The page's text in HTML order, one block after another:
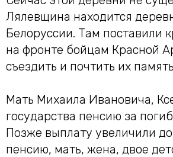
Лялевщина находится
Белоруссии. Там
на фронте бойцам Красной
съездить и почтить их
Мать Михаила Ивановича,
государства пенсию за
Позже выплату увеличили
пенсию, мать, жена, двое